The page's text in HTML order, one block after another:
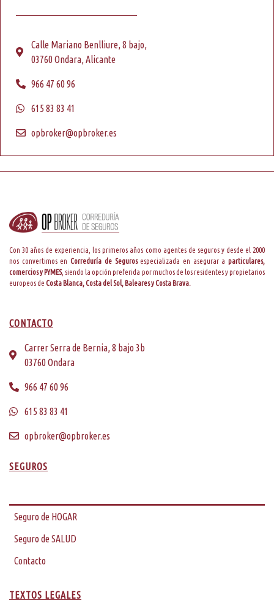
Calle Mariano Benlliure, 8 bajo,
03760 Ondara, Alicante
966 47 60 96
615 83 83 41
opbroker@opbroker.es
Con 30 años de experiencia, los primeros años como agentes de seguros y desde el 2000
nos convertimos enCorreduría de Segurosespecializada en asegurar aparticulares,
comercios y PYMES, siendo la opción preferida por muchos de los residentes y propietarios
europeos de Costa Blanca, Costa del Sol, Baleares y Costa Brava.
CONTACTO
Carrer Serra de Bernia, 8 bajo 3b
03760 Ondara
966 47 60 96
615 83 83 41
opbroker@opbroker.es
SEGUROS
Seguro de HOGAR
Seguro de SALUD
Contacto
TEXTOS LEGALES